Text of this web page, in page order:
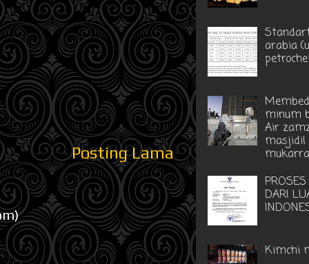
Posting Lama
arabia
minum
Air
DARI
Kimchi